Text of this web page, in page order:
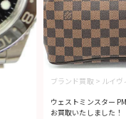
ブランド買取 > ルイヴ
ウェストミンスター
お買取いたしました！